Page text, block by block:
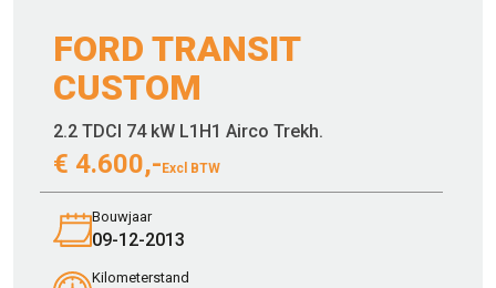
FORD TRANSIT
CUSTOM
2.2 TDCI 74 kW L1H1 Airco Trekh.
€ 4.600,- Excl BTW
Bouwjaar
09-12-2013
Kilometerstand